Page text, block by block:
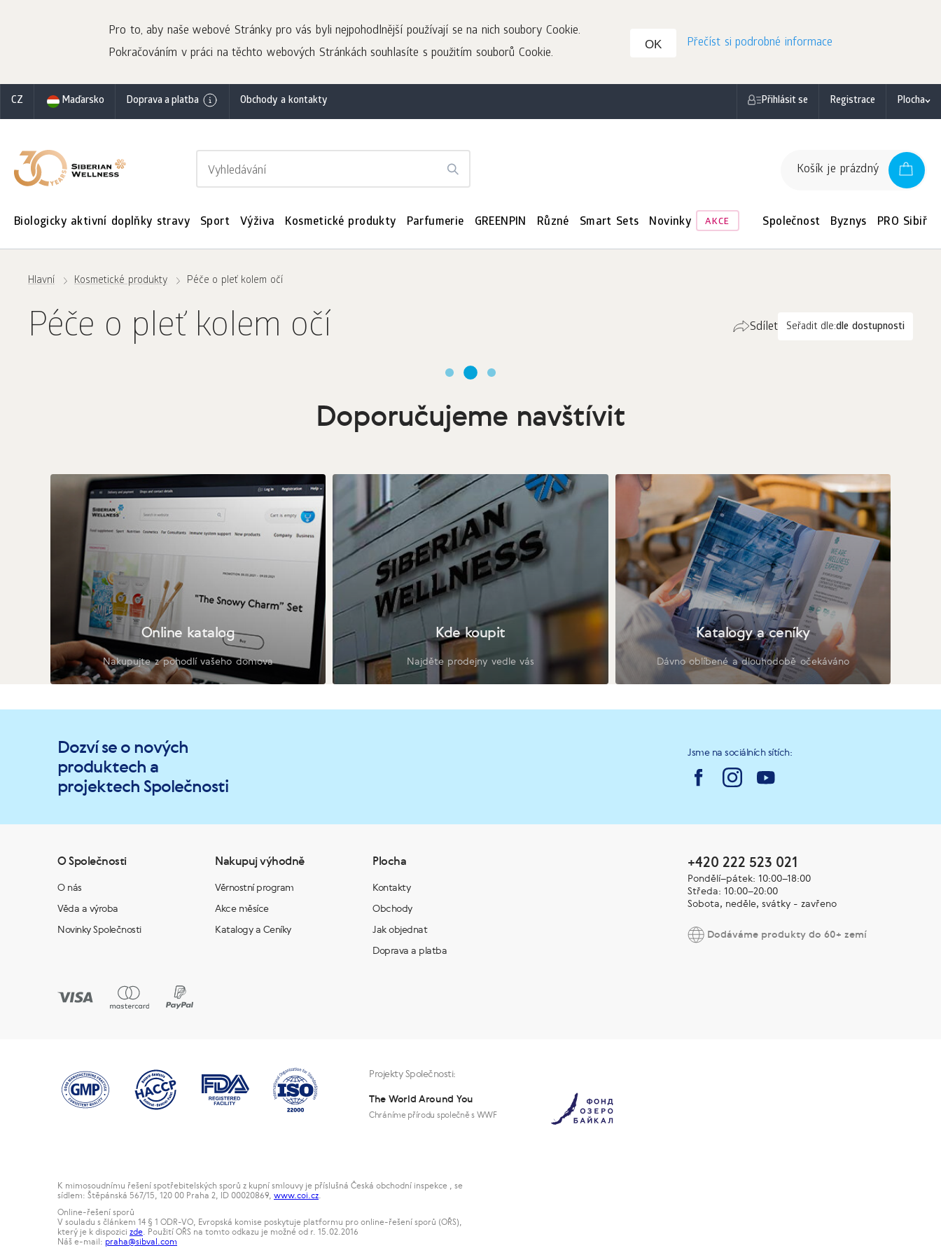
Pro to, aby naše webové Stránky pro vás byli nejpohodlnější používají se na nich soubory Cookie.
Pokračováním v práci na těchto webových Stránkách souhlasíte s použitím souborů Cookie.
OK Přečíst si podrobné informace
CZ Maďarsko Doprava a platba Obchody a kontakty Přihlásit se Registrace Plocha
Košík je prázdný
Biologicky aktivní doplňky stravy Sport Výživa Kosmetické produkty Parfumerie GREENPIN Různé Smart Sets Novinky AKCE Společnost Byznys PRO Sibiř
Hlavní Kosmetické produkty Péče o pleť kolem očí
Péče o pleť kolem očí Seřadit dle:dle dostupnosti
Sdílet
Doporučujeme navštívit
Online katalog
Nakupujte z pohodlí vašeho domova
Kde koupit
Najděte prodejny vedle vás
Katalogy a ceníky
Dávno oblíbené a dlouhodobě očekáváno
Dozví se o nových
produktech a
projektech Společnosti
Jsme na sociálních sítích:
O Společnosti
O nás
Věda a výroba
Novinky Společnosti
Nakupuj výhodně
Věrnostní program
Akce měsíce
Katalogy a Ceníky
Plocha
Kontakty
Obchody
Jak objednat
Doprava a platba
+420 222 523 021
Pondělí–pátek: 10:00–18:00
Středa: 10:00–20:00
Sobota, neděle, svátky - zavřeno
Dodáváme produkty do 60+ zemí
Projekty Společnosti:
The World Around You
Chráníme přírodu společně s WWF
K mimosoudnímu řešení spotřebitelských sporů z kupní smlouvy je příslušná Česká obchodní inspekce , se
sídlem: Štěpánská 567/15, 120 00 Praha 2, ID 00020869, www.coi.cz.
Online-řešení sporů
V souladu s článkem 14 § 1 ODR-VO, Evropská komise poskytuje platformu pro online-řešení sporů (OŘS),
který je k dispozici zde. Použití OŘS na tomto odkazu je možné od r. 15.02.2016
Náš e-mail: praha@sibval.com